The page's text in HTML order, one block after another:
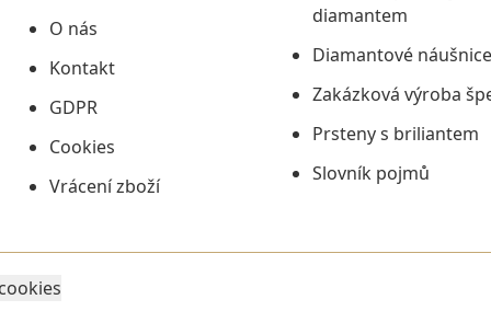
O nás
Kontakt
GDPR
Cookies
Vrácení zboží
diamantem
Diamantové náušnice
Zakázková výroba
Prsteny s briliantem
Slovník pojmů